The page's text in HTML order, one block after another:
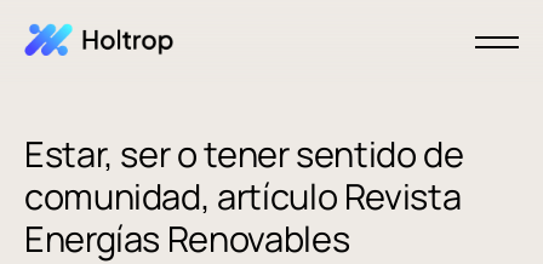
Estar, ser o tener sentido de
comunidad, artículo Revista
Energías Renovables